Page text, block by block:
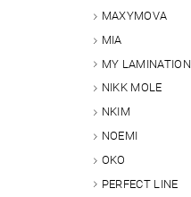
MAXYMOVA
MIA
MY LAMINATION
NIKK MOLE
NKIM
NOEMI
OKO
PERFECT LINE